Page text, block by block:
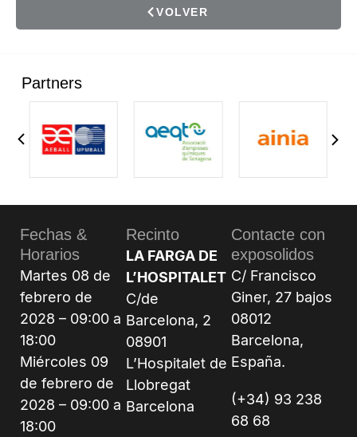
VOLVER
Partners
Fechas &
Horarios
Martes 08 de
febrero de
2028 – 09:00 a
18:00
Miércoles 09
de febrero de
2028 – 09:00 a
18:00
Recinto
LA FARGA DE
L’HOSPITALET
C/de
Barcelona, 2
08901
L’Hospitalet de
Llobregat
Barcelona
Contacte con
exposolidos
C/ Francisco
Giner, 27 bajos
08012
Barcelona,
España.
(+34) 93 238
68 68